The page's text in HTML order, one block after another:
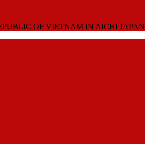
OF VIETNAM IN AICHI JAPAN